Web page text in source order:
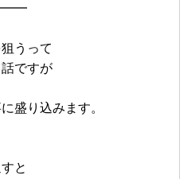
うって
ですが
盛り込みます。
と